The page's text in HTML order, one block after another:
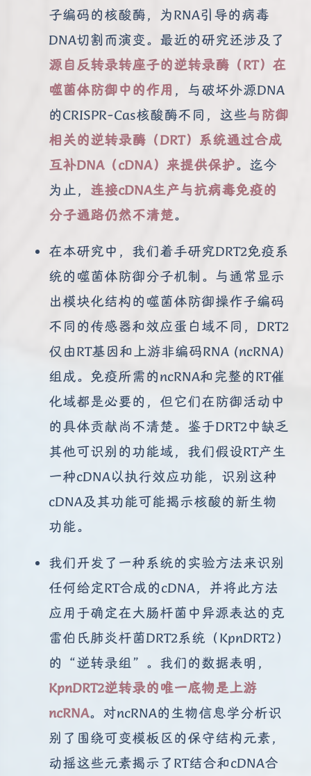
子编码的核酸酶，为RNA引导的病毒
DNA切割而演变。最近的研究还涉及了
源自反转录转座子的逆转录酶（RT）在
噬菌体防御中的作用 ，与破坏外源DNA
的CRISPR-Cas核酸酶不同，这些与防御
相关的逆转录酶（DRT）系统通过合成
互补DNA（cDNA）来提供保护。迄今
为止， 连接cDNA生产与抗病毒免疫的
分子通路仍然不清楚。
在本研究中，我们着手研究DRT2免疫系
统的噬菌体防御分子机制。与通常显示
出模块化结构的噬菌体防御操作子编码
不同的传感器和效应蛋白域不同，DRT2
仅由RT基因和上游非编码RNA (ncRNA)
组成。免疫所需的ncRNA和完整的RT催
化域都是必要的，但它们在防御活动中
的具体贡献尚不清楚。鉴于DRT2中缺乏
其他可识别的功能域，我们假设RT产生
一种cDNA以执行效应功能，识别这种
cDNA及其功能可能揭示核酸的新生物
功能。
我们开发了一种系统的实验方法来识别
任何给定RT合成的cDNA，并将此方法
应用于确定在大肠杆菌中异源表达的克
雷伯氏肺炎杆菌DRT2系统（KpnDRT2）
的“逆转录组”。我们的数据表明，
KpnDRT2逆转录的唯一底物是上游
ncRNA。对ncRNA的生物信息学分析识
别了围绕可变模板区的保守结构元素，
动摇这些元素揭示了RT结合和cDNA合